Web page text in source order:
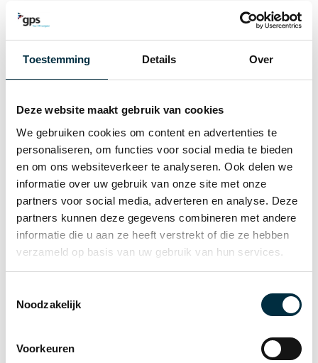
Toestemming Details Over
Deze website maakt gebruik van cookies
We gebruiken cookies om content en advertenties te
personaliseren, om functies voor social media te bieden
en om ons websiteverkeer te analyseren. Ook delen we
informatie over uw gebruik van onze site met onze
partners voor social media, adverteren en analyse. Deze
partners kunnen deze gegevens combineren met andere
informatie die u aan ze heeft verstrekt of die ze hebben
verzameld op basis van uw gebruik van hun services.
Noodzakelijk
Voorkeuren
software je kan ondersteunen in tijden van
Corona? Vraag dan snel een
demo aan.
Meer gerelateerde nieuwsberichten
GPS boost zijn sociale media